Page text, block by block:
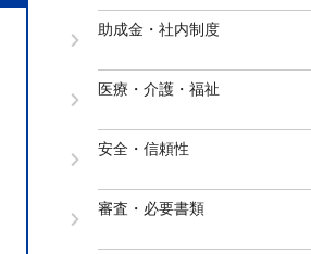
助成金・社内制度
医療・介護・福祉
安全・信頼性
審査・必要書類